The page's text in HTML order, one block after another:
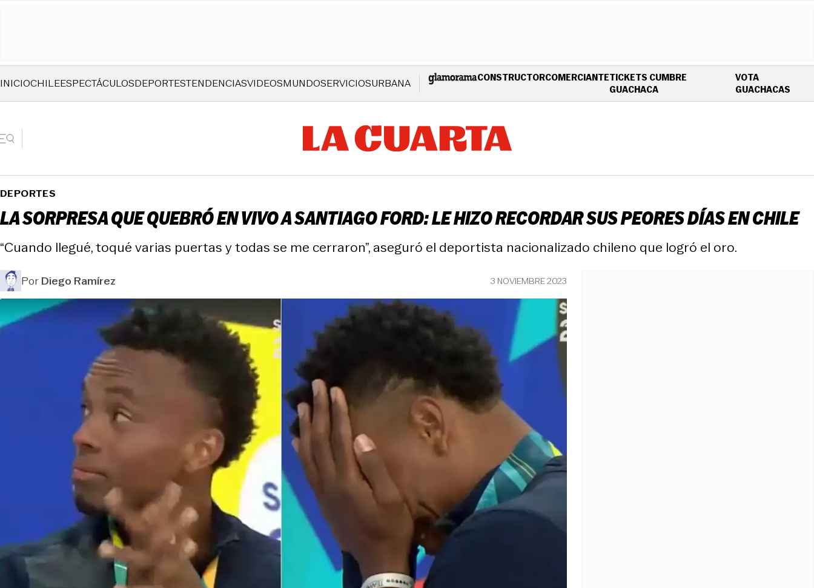
INICIOCHILEESPECTÁCULOSDEPORTESTENDENCIASVIDEOSMUNDOSERVICIOSURBANA CONSTRUCTORCOMERCIANTETICKETS CUMBRE
GUACHACAOPENS IN NEW WINDOW
VOTA
GUACHACAS
DEPORTES
LA SORPRESA QUE QUEBRÓ EN VIVO A SANTIAGO FORD: LE HIZO RECORDAR SUS PEORES DÍAS EN CHILE
“Cuando llegué, toqué varias puertas y todas se me cerraron”, aseguró el deportista nacionalizado chileno que logró el oro.
PorDiego Ramírez 3 NOVIEMBRE 2023